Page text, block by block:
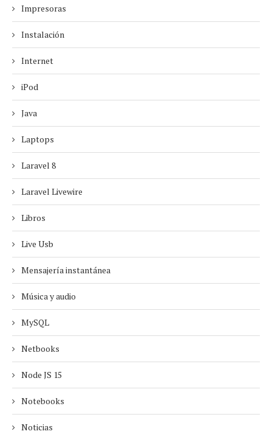
Impresoras
Instalación
Internet
iPod
Java
Laptops
Laravel 8
Laravel Livewire
Libros
Live Usb
Mensajería instantánea
Música y audio
MySQL
Netbooks
Node JS 15
Notebooks
Noticias